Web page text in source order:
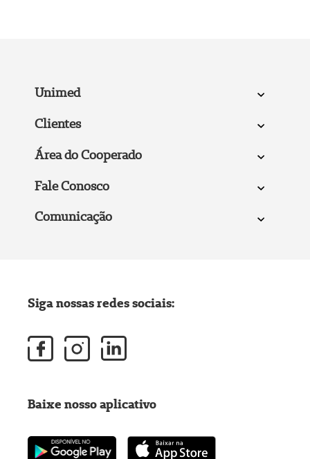
Unimed
Clientes
Área do Cooperado
Fale Conosco
Comunicação
Siga nossas redes sociais:
Baixe nosso aplicativo